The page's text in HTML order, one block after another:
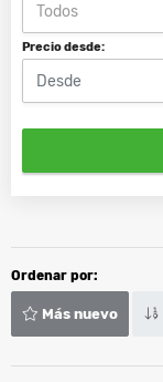
Todos
Precio desde:
Ordenar por:
Más nuevo